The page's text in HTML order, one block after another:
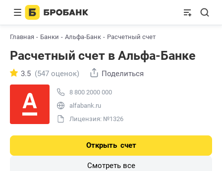
Главная Банки Альфа-Банк Расчетный счет
Расчетный счет в Альфа-Банке
8 800 2000 000
alfabank.ru
Лицензия: №1326
3.5 (547 оценок) Поделиться
Открыть счет
Смотреть все